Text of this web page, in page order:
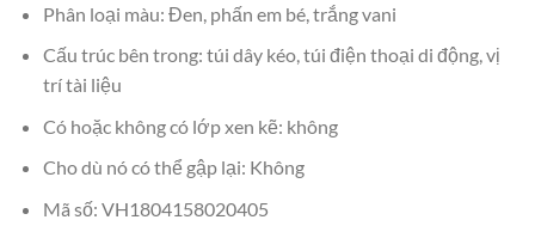
Phân loại màu: Đen, phấn em bé, trắng vani
Cấu trúc bên trong: túi dây kéo, túi điện thoại di động, vị
trí tài liệu
Có hoặc không có lớp xen kẽ: không
Cho dù nó có thể gập lại: Không
Mã số: VH1804158020405